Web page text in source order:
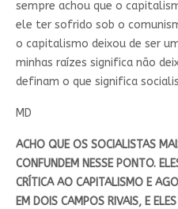
sempre achou que o
ele ter sofrido sob o
o capitalismo deixou de ser
minhas raízes significa não
definam o que significa
MD
ACHO QUE OS SOCIALISTAS
CONFUNDEM NESSE PONTO.
CRÍTICA AO CAPITALISMO E
EM DOIS CAMPOS RIVAIS, E